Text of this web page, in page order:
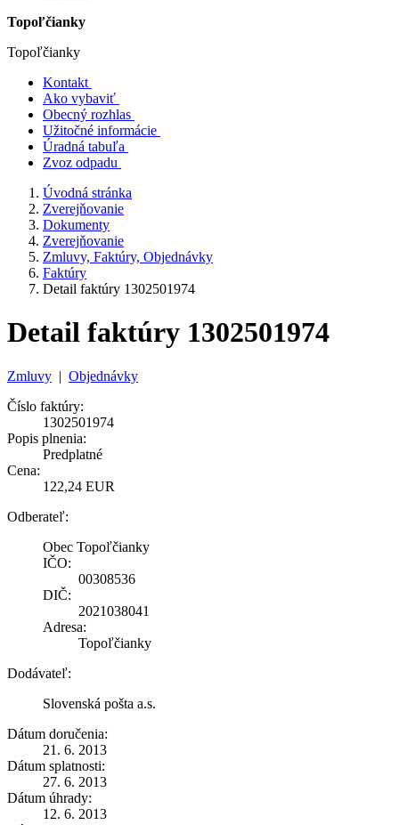
Topoľčianky
Topoľčianky
Kontakt
Ako vybaviť
Obecný rozhlas
Užitočné informácie
Úradná tabuľa
Zvoz odpadu
Úvodná stránka
Zverejňovanie
Dokumenty
Zverejňovanie
Zmluvy, Faktúry, Objednávky
Faktúry
Detail faktúry 1302501974
Detail faktúry 1302501974
Zmluvy | Objednávky
Číslo faktúry:
1302501974
Popis plnenia:
Predplatné
Cena:
122,24 EUR
Odberateľ:
Obec Topoľčianky
IČO:
00308536
DIČ:
2021038041
Adresa:
Topoľčianky
Dodávateľ:
Slovenská pošta a.s.
Dátum doručenia:
21. 6. 2013
Dátum splatnosti:
27. 6. 2013
Dátum úhrady:
12. 6. 2013